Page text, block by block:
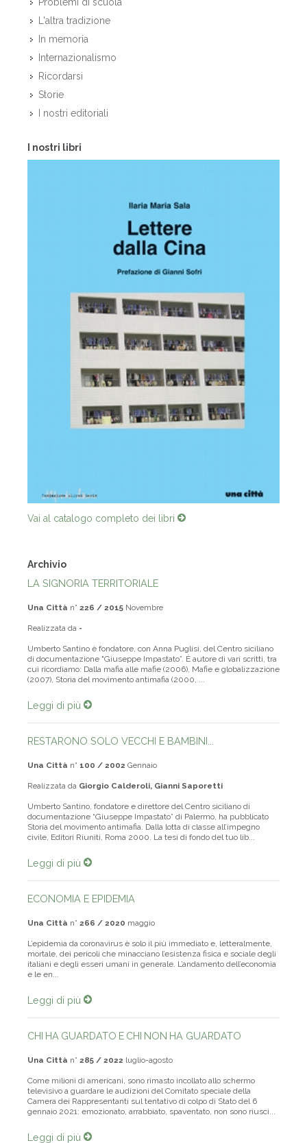
L'altra tradizione
In memoria
Internazionalismo
Ricordarsi
Storie
I nostri editoriali
I nostri libri
Vai al catalogo completo dei libri
Archivio
LA SIGNORIA TERRITORIALE
Una Città n° 226 / 2015 Novembre
Realizzata da -
Umberto Santino è fondatore, con Anna Puglisi, del Centro siciliano
di documentazione "Giuseppe Impastato”. È autore di vari scritti, tra
cui ricordiamo: Dalla mafia alle mafie (2006), Mafie e globalizzazione
(2007), Storia del movimento antimafia (2000, ...
Leggi di più
RESTARONO SOLO VECCHI E BAMBINI...
Una Città n° 100 / 2002 Gennaio
Realizzata da Giorgio Calderoli, Gianni Saporetti
Umberto Santino, fondatore e direttore del Centro siciliano di
documentazione “Giuseppe Impastato” di Palermo, ha pubblicato
Storia del movimento antimafia. Dalla lotta di classe all’impegno
civile, Editori Riuniti, Roma 2000. La tesi di fondo del tuo lib...
Leggi di più
ECONOMIA E EPIDEMIA
Una Città n° 266 / 2020 maggio
L’epidemia da coronavirus è solo il più immediato e, letteralmente,
mortale, dei pericoli che minacciano l’esistenza fisica e sociale degli
italiani e degli esseri umani in generale. L’andamento dell’economia
e le en...
Leggi di più
CHI HA GUARDATO E CHI NON HA GUARDATO
Una Città n° 285 / 2022 luglio-agosto
Come milioni di americani, sono rimasto incollato allo schermo
televisivo a guardare le audizioni del Comitato speciale della
Camera dei Rappresentanti sul tentativo di colpo di Stato del 6
gennaio 2021: emozionato, arrabbiato, spaventato, non sono riusci...
Leggi di più